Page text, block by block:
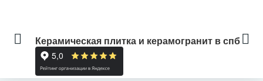
Керамическая плитка и керамогранит в спб